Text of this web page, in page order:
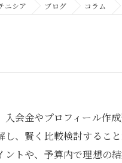
ニシア ブログ コラム
会金やプロフィール作
、賢く比較検討するこ
トや、予算内で理想の